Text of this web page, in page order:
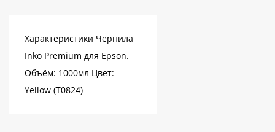
Характеристики Чернила
Inko Premium для Epson.
Объём: 1000мл Цвет:
Yellow (T0824)